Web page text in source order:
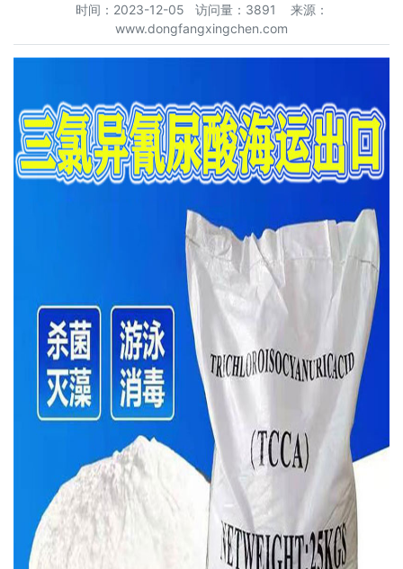
时间：2023-12-05 访问量：3891 来源：
www.dongfangxingchen.com